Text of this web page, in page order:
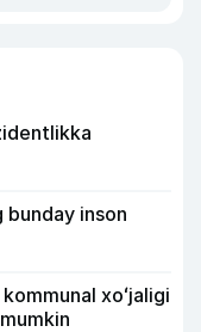
bunday inson
xoʻjaligi